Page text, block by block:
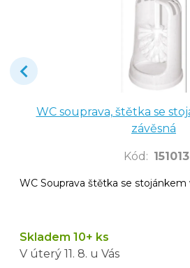
WC souprava, štětka se
závěsná
Kód : 151013
WC Souprava štětka se stojánkem
Skladem 10+ ks
V úterý 11. 8. u Vás